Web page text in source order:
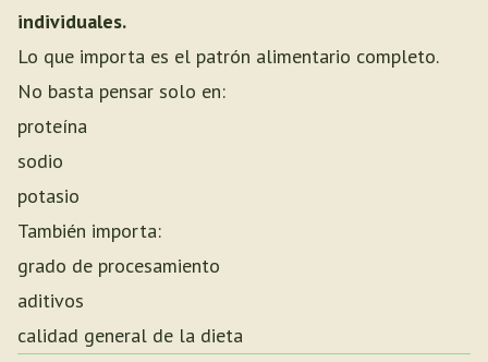
individuales.
Lo que importa es el patrón alimentario completo.
No basta pensar solo en:
proteína
sodio
potasio
También importa:
grado de procesamiento
aditivos
calidad general de la dieta